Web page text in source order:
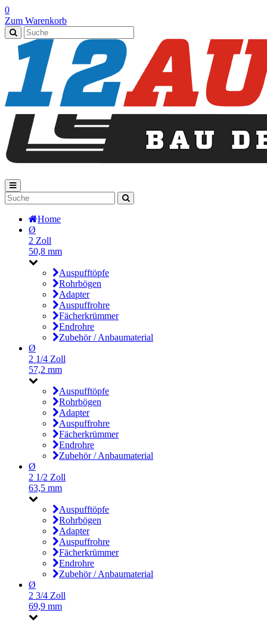
0
Zum Warenkorb
Home
Ø
2 Zoll
50,8 mm
Auspufftöpfe
Rohrbögen
Adapter
Auspuffrohre
Fächerkrümmer
Endrohre
Zubehör / Anbaumaterial
Ø
2 1/4 Zoll
57,2 mm
Auspufftöpfe
Rohrbögen
Adapter
Auspuffrohre
Fächerkrümmer
Endrohre
Zubehör / Anbaumaterial
Ø
2 1/2 Zoll
63,5 mm
Auspufftöpfe
Rohrbögen
Adapter
Auspuffrohre
Fächerkrümmer
Endrohre
Zubehör / Anbaumaterial
Ø
2 3/4 Zoll
69,9 mm